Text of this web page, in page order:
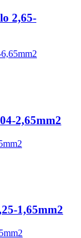
2,65-
2,65mm2
1,65mm2